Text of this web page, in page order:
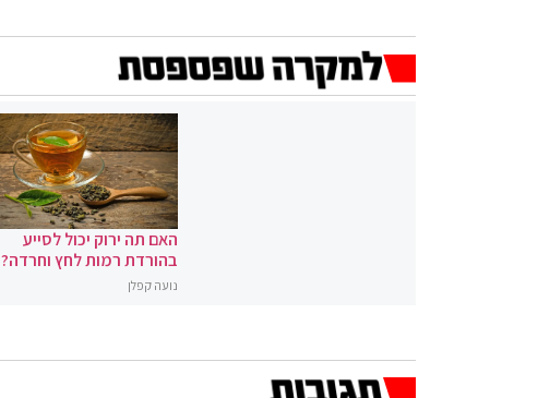
האם תה ירוק יכול לסייע
בהורדת רמות לחץ וחרדה?
נועה קפלן